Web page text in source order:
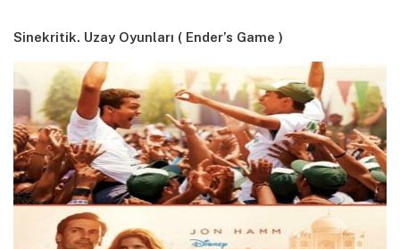
Sinekritik. Uzay Oyunları ( Ender’s Game )